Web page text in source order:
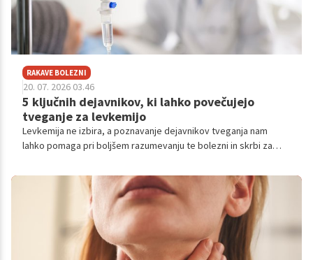
RAKAVE BOLEZNI
20. 07. 2026 03.46
5 ključnih dejavnikov, ki lahko povečujejo
tveganje za levkemijo
Levkemija ne izbira, a poznavanje dejavnikov tveganja nam
lahko pomaga pri boljšem razumevanju te bolezni in skrbi za